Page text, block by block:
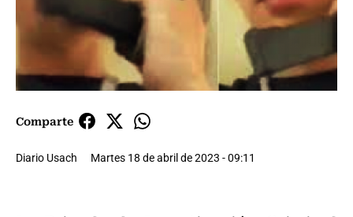
Comparte
Diario Usach Martes 18 de abril de 2023 - 09:11